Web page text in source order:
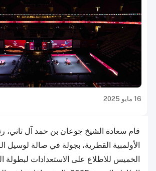
16 مايو 2025
قام سعادة الشيخ جوعان بن حمد آل ثاني،
الأولمبية القطرية، بجولة في صالة لوسيل
الخميس للاطلاع على الاستعدادات لبطولة